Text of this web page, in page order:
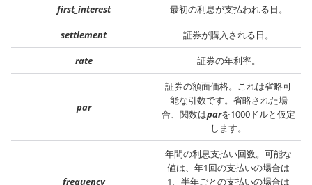
first_interest 最初の利息が支払われる日。
settlement 証券が購入される日。
rate 証券の年利率。
par
証券の額面価格。これは省略可
能な引数です。省略された場
合、関数はparを1000ドルと仮定
します。
frequency
年間の利息支払い回数。可能な
値は、年1回の支払いの場合は
1、半年ごとの支払いの場合は